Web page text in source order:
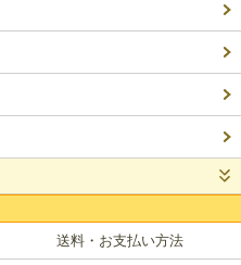
送料・お支払い方法